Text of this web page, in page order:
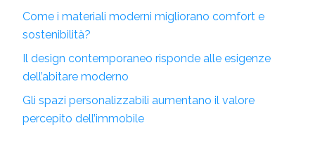
Come i materiali moderni migliorano comfort e
sostenibilità?
Il design contemporaneo risponde alle esigenze
dell’abitare moderno
Gli spazi personalizzabili aumentano il valore
percepito dell’immobile